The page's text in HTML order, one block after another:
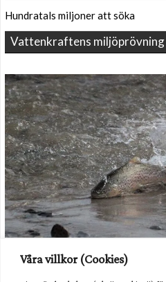
Våra villkor (Cookies)
Hundratals miljoner att söka
Vattenkraftens miljöprövning
odling av utsättning. Foto: Havs- och